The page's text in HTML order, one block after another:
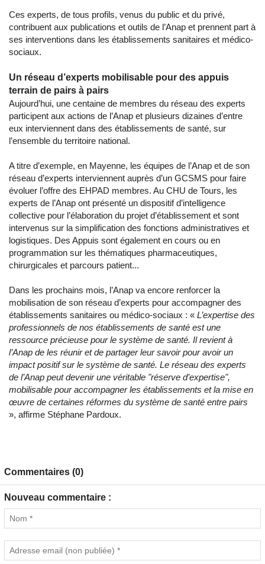
Ces experts, de tous profils, venus du public et du privé,
contribuent aux publications et outils de l’Anap et prennent part à
ses interventions dans les établissements sanitaires et médico-
sociaux.
Un réseau d’experts mobilisable pour des appuis
terrain de pairs à pairs
Aujourd’hui, une centaine de membres du réseau des experts
participent aux actions de l’Anap et plusieurs dizaines d’entre
eux interviennent dans des établissements de santé, sur
l’ensemble du territoire national.
A titre d’exemple, en Mayenne, les équipes de l’Anap et de son
réseau d’experts interviennent auprès d’un GCSMS pour faire
évoluer l’offre des EHPAD membres. Au CHU de Tours, les
experts de l’Anap ont présenté un dispositif d’intelligence
collective pour l’élaboration du projet d’établissement et sont
intervenus sur la simplification des fonctions administratives et
logistiques. Des Appuis sont également en cours ou en
programmation sur les thématiques pharmaceutiques,
chirurgicales et parcours patient...
Dans les prochains mois, l’Anap va encore renforcer la
mobilisation de son réseau d’experts pour accompagner des
établissements sanitaires ou médico-sociaux : « L’expertise des
professionnels de nos établissements de santé est une
ressource précieuse pour le système de santé. Il revient à
l’Anap de les réunir et de partager leur savoir pour avoir un
impact positif sur le système de santé. Le réseau des experts
de l’Anap peut devenir une véritable "réserve d’expertise",
mobilisable pour accompagner les établissements et la mise en
œuvre de certaines réformes du système de santé entre pairs
», affirme Stéphane Pardoux.
Commentaires (0)
Nouveau commentaire :